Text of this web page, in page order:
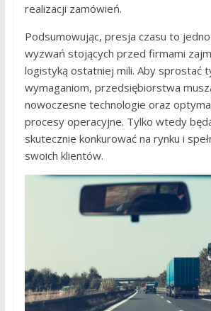
realizacji zamówień.
Podsumowując, presja czasu to
wyzwań stojących przed firmami
logistyką ostatniej mili. Aby sprostać
wymaganiom, przedsiębiorstwa
nowoczesne technologie oraz
procesy operacyjne. Tylko wtedy
skutecznie konkurować na rynku i
swoich klientów.